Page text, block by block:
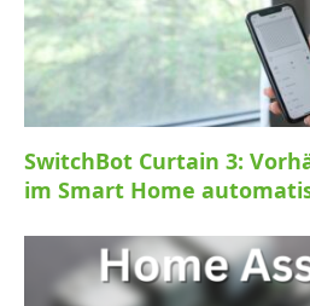
SwitchBot Curtain 3:
im Smart Home